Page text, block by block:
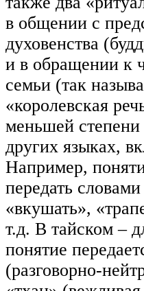
в общении с
духовенства
и в обращении к
семьи (так
«королевская
меньшей степени
других языках,
Например,
передать
«вкушать»,
т.д. В тайском –
понятие
(разговорно-